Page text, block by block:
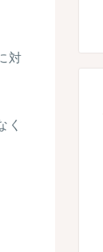
対
く